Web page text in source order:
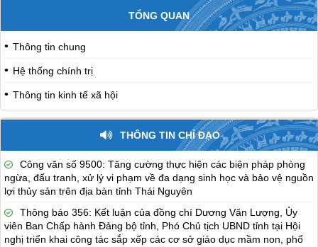
TỔNG QUAN
Thông tin chung
Hệ thống chính trị
Thông tin kinh tế xã hội
THÔNG TIN CHỈ ĐẠO
Công văn số 9500: Tăng cường thực hiện các biện pháp phòng
ngừa, đấu tranh, xử lý vi phạm về đa dạng sinh học và bảo vệ nguồn
lợi thủy sản trên địa bàn tỉnh Thái Nguyên
Thông báo 356: Kết luận của đồng chí Dương Văn Lượng, Ủy
viên Ban Chấp hành Đảng bộ tỉnh, Phó Chủ tịch UBND tỉnh tại Hội
nghị triển khai công tác sắp xếp các cơ sở giáo dục mầm non, phổ